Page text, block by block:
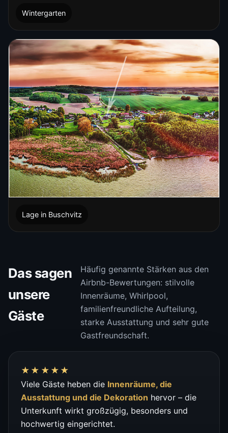
Wintergarten
Lage in Buschvitz
Das sagen
unsere
Gäste
Häufig genannte Stärken aus den
Airbnb-Bewertungen: stilvolle
Innenräume, Whirlpool,
familienfreundliche Aufteilung,
starke Ausstattung und sehr gute
Gastfreundschaft.
★★★★★
Viele Gäste heben die Innenräume, die
Ausstattung und die Dekoration hervor – die
Unterkunft wirkt großzügig, besonders und
hochwertig eingerichtet.